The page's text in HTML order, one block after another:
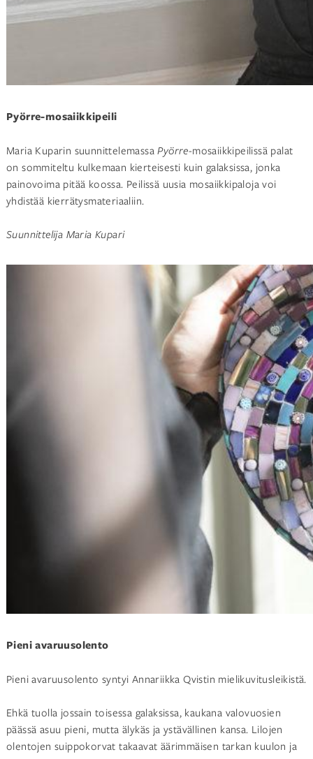
Pyörre-mosaiikkipeili
Maria Kuparin suunnittelemassaPyörre-mosaiikkipeilissä palat
on sommiteltu kulkemaan kierteisesti kuin galaksissa, jonka
painovoima pitää koossa. Peilissä uusia mosaiikkipaloja voi
yhdistää kierrätysmateriaaliin.
Suunnittelija Maria Kupari
Pieni avaruusolento
Pieni avaruusolento syntyi Annariikka Qvistin mielikuvitusleikistä.
Ehkä tuolla jossain toisessa galaksissa, kaukana valovuosien
päässä asuu pieni, mutta älykäs ja ystävällinen kansa. Lilojen
olentojen suippokorvat takaavat äärimmäisen tarkan kuulon ja